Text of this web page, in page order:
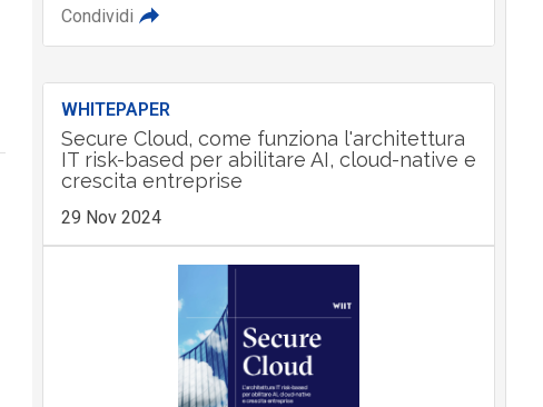
Condividi
WHITEPAPER
Secure Cloud, come funziona l'architettura
IT risk-based per abilitare AI, cloud-native e
crescita entreprise
29 Nov 2024